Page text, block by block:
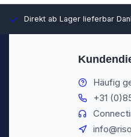
Direkt ab Lager lieferbar
Häufig
+31